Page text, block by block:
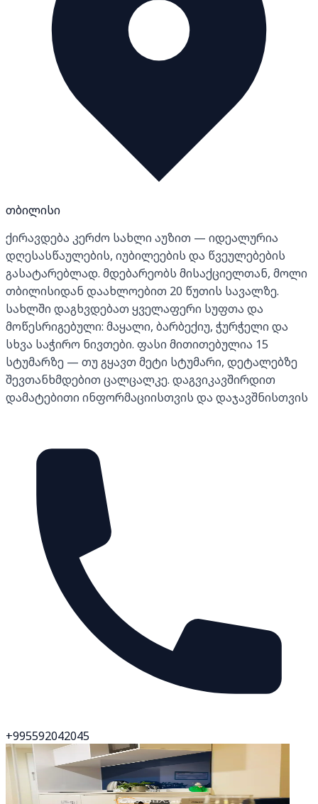
თბილისი
ქირავდება კერძო სახლი აუზით — იდეალურია
დღესასწაულების, იუბილეების და წვეულებების
გასატარებლად. მდებარეობს მისაქციელთან, მოლი
თბილისიდან დაახლოებით 20 წუთის სავალზე.
სახლში დაგხვდებათ ყველაფერი სუფთა და
მოწესრიგებული: მაყალი, ბარბექიუ, ჭურჭელი და
სხვა საჭირო ნივთები. ფასი მითითებულია 15
სტუმარზე — თუ გყავთ მეტი სტუმარი, დეტალებზე
შევთანხმდებით ცალცალკე. დაგვიკავშირდით
დამატებითი ინფორმაციისთვის და დაჯავშნისთვის
+995592042045